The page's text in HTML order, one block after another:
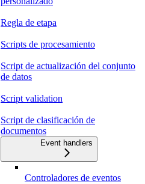
Regla de etapa
Scripts de procesamiento
Script de actualización del conjunto
de datos
Script validation
Script de clasificación de
documentos
Event handlers
Controladores de eventos